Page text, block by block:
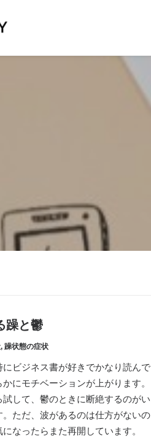
躁と鬱
, 躁状態の症状
ビジネス書が好きでかなり読んで
にモチベーションが上がります。
して、鬱のときに断絶するのがい
ただ、波があるのは仕方がないの
なったらまた再開しています。